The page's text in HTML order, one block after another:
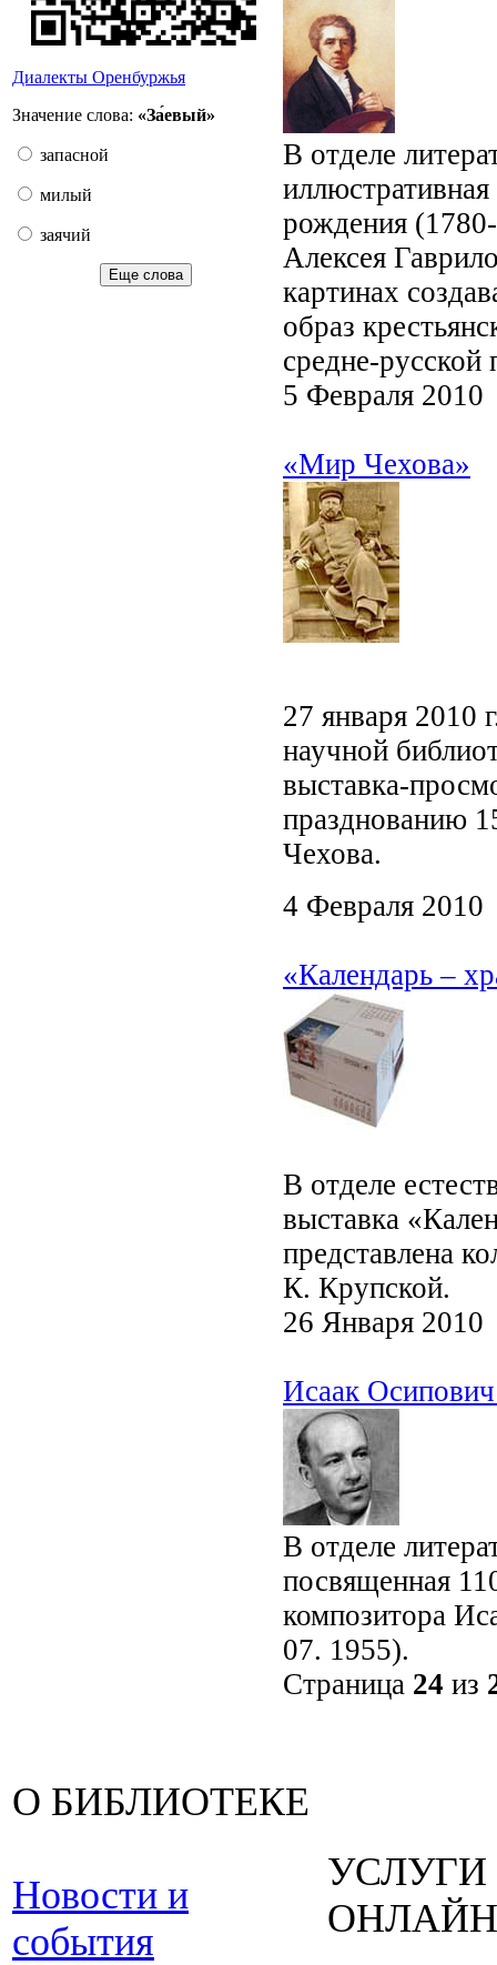
Диалекты Оренбуржья
Значение слова: «За́евый»
запасной
милый
заячий
Еще слова
В отделе
рождения
Алексея
картинах
образ
средне-
5 Февраля 2010
«Мир Чехова»
27 января 2010
научной
выставка-
празднованию
Чехова.
4 Февраля 2010
«Календарь –
В отделе
выставка
представлена
К. Крупской.
26 Января 2010
Исаак
В отделе
посвященная
композитора
07. 1955).
Страница 24 из
О БИБЛИОТЕКЕ
Новости и
события
УСЛУГИ
ОНЛАЙН